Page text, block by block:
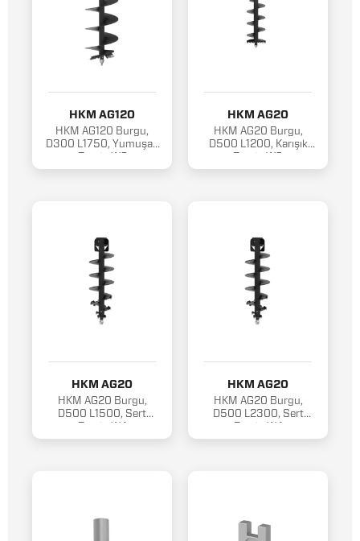
HKM AG120
HKM AG120 Burgu,
D300 L1750, Yumuşak
HKM AG20
HKM AG20 Burgu,
D500 L1200, Karışık
HKM AG20
HKM AG20 Burgu,
D500 L1500, Sert
HKM AG20
HKM AG20 Burgu,
D500 L2300, Sert